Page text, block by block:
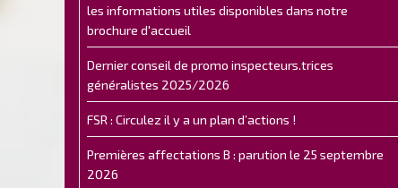
les informations utiles disponibles dans notre
brochure d'accueil
Dernier conseil de promo inspecteurs.trices
généralistes 2025/2026
FSR : Circulez il y a un plan d’actions !
Premières affectations B : parution le 25 septembre
2026